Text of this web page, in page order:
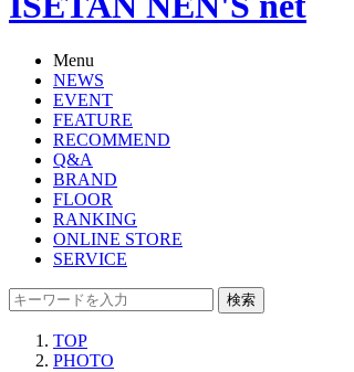
Menu
NEWS
EVENT
FEATURE
RECOMMEND
Q&A
BRAND
FLOOR
RANKING
ONLINE STORE
SERVICE
検索
TOP
PHOTO